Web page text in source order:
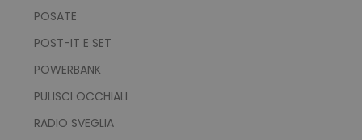
POSATE
POST-IT E SET
POWERBANK
PULISCI OCCHIALI
RADIO SVEGLIA